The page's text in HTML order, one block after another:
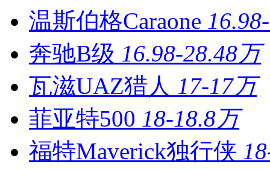
温斯伯格Caraone
奔驰B级 16.98-28.48万
瓦滋UAZ猎人 17-17万
菲亚特500 18-18.8万
福特Maverick独行侠